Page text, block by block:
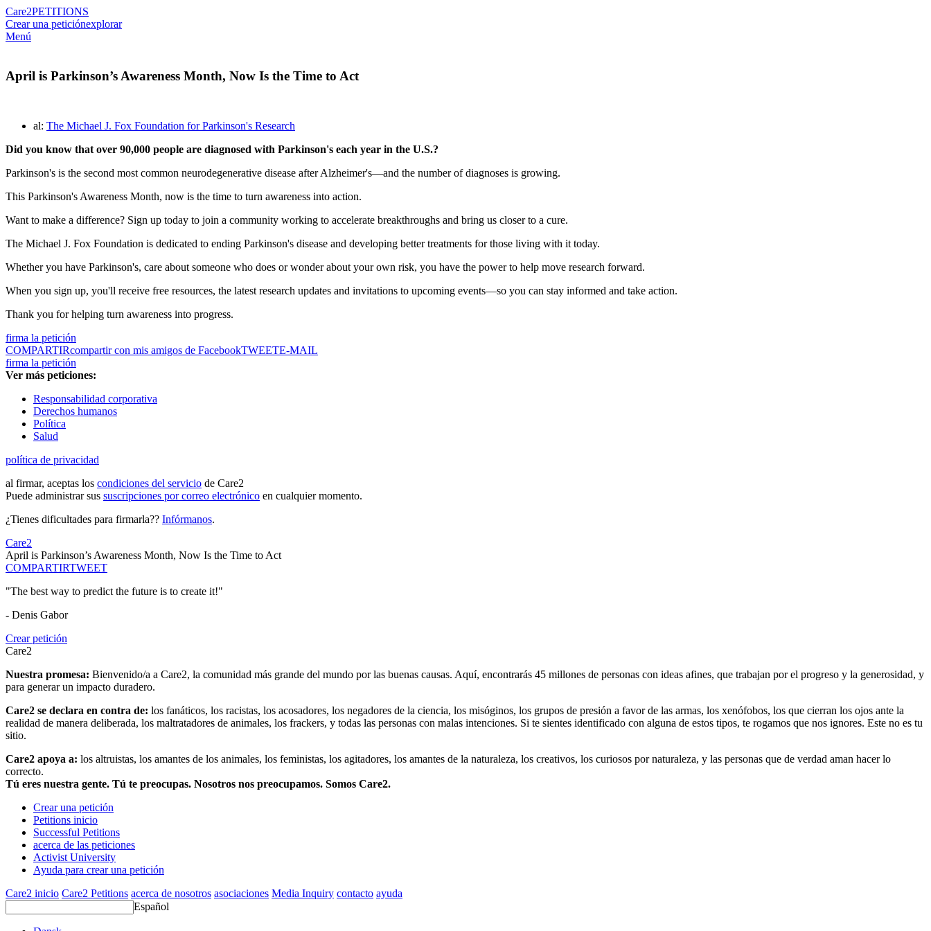
Care2PETITIONS
Crear una peticiónexplorar
Menú
April is Parkinson’s Awareness Month, Now Is the Time to Act
al: The Michael J. Fox Foundation for Parkinson's Research
Did you know that over 90,000 people are diagnosed with Parkinson's each year in the U.S.?
Parkinson's is the second most common neurodegenerative disease after Alzheimer's—and the number of diagnoses is growing.
This Parkinson's Awareness Month, now is the time to turn awareness into action.
Want to make a difference? Sign up today to join a community working to accelerate breakthroughs and bring us closer to a cure.
The Michael J. Fox Foundation is dedicated to ending Parkinson's disease and developing better treatments for those living with it today.
Whether you have Parkinson's, care about someone who does or wonder about your own risk, you have the power to help move research forward.
When you sign up, you'll receive free resources, the latest research updates and invitations to upcoming events—so you can stay informed and take action.
Thank you for helping turn awareness into progress.
firma la petición
COMPARTIRcompartir con mis amigos de FacebookTWEETE-MAIL
firma la petición
Ver más peticiones:
Responsabilidad corporativa
Derechos humanos
Política
Salud
política de privacidad
al firmar, aceptas los condiciones del servicio de Care2
Puede administrar sus suscripciones por correo electrónico en cualquier momento.
¿Tienes dificultades para firmarla?? Infórmanos.
Care2
April is Parkinson’s Awareness Month, Now Is the Time to Act
COMPARTIRTWEET
"The best way to predict the future is to create it!"
- Denis Gabor
Crear petición
Care2
Nuestra promesa: Bienvenido/a a Care2, la comunidad más grande del mundo por las buenas causas. Aquí, encontrarás 45 millones de personas con ideas afines, que trabajan por el progreso y la generosidad, y
para generar un impacto duradero.
Care2 se declara en contra de: los fanáticos, los racistas, los acosadores, los negadores de la ciencia, los misóginos, los grupos de presión a favor de las armas, los xenófobos, los que cierran los ojos ante la
realidad de manera deliberada, los maltratadores de animales, los frackers, y todas las personas con malas intenciones. Si te sientes identificado con alguna de estos tipos, te rogamos que nos ignores. Este no es tu
sitio.
Care2 apoya a: los altruistas, los amantes de los animales, los feministas, los agitadores, los amantes de la naturaleza, los creativos, los curiosos por naturaleza, y las personas que de verdad aman hacer lo
correcto.
Tú eres nuestra gente. Tú te preocupas. Nosotros nos preocupamos. Somos Care2.
Crear una petición
Petitions inicio
Successful Petitions
acerca de las peticiones
Activist University
Ayuda para crear una petición
Care2 inicio Care2 Petitions acerca de nosotros asociaciones Media Inquiry contacto ayuda
Español